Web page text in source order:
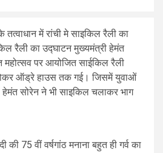
तत्वाधान में रांची मे साइकिल रैली का
रैली का उद्घाटन मुख्यमंत्री हेमंत
पर आयोजित साईकिल रैली
ऑड्रे हाउस तक गई। जिसमें युवाओं
हेमंत सोरेन ने भी साइकिल चलाकर भाग
75 वीं वर्षगांठ मनाना बहुत ही गर्व का